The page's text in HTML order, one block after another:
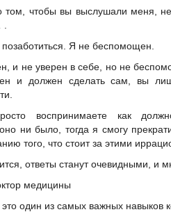
том, чтобы вы выслушали меня,
Я не беспомощен.
и не уверен в себе, но не
и должен сделать сам, вы
воспринимаете как
ни было, тогда я смогу
того, что стоит за этими
ответы станут очевидными, и
медицины
один из самых важных навыков